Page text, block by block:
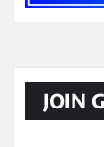
JOIN